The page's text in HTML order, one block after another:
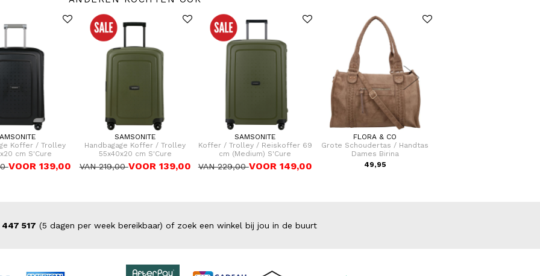
Koffer / Trolley
cm S'Cure
VOOR 139,00
SAMSONITE
Handbagage Koffer / Trolley
55x40x20 cm S'Cure
VAN 219,00VOOR 139,00
SAMSONITE
Koffer / Trolley / Reiskoffer 69
cm (Medium) S'Cure
VAN 229,00VOOR 149,00
FLORA & CO
Grote Schoudertas / Handtas
Dames Birina
49,95
517 (5 dagen per week bereikbaar) of zoek een winkel bij jou in de buurt